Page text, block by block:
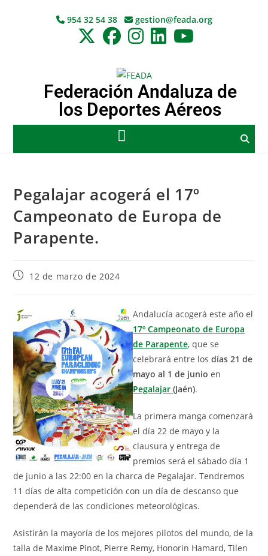
954 32 54 38 gestion@feada.org
Federación Andaluza de
los Deportes Aéreos
Pegalajar acogerá el 17º
Campeonato de Europa de
Parapente.
12 de marzo de 2024
Andalucía acogerá este año el
17º Campeonato de Europa
de Parapente, que se
celebrará entre losdías 21 de
mayo al 1 de junio en
Pegalajar(Jaén).
La primera manga comenzará
el día 22 de mayo y la
clausura y entrega de
premios será el sábado día 1
de junio a las 22:00 en la charca de Pegalajar. Tendremos
11 días de alta competición con un día de descanso que
dependerá de las condiciones meteorológicas.
Asistirán la mayoría de los mejores pilotos del mundo, de la
talla de Maxime Pinot, Pierre Remy, Honorin Hamard, Tilen